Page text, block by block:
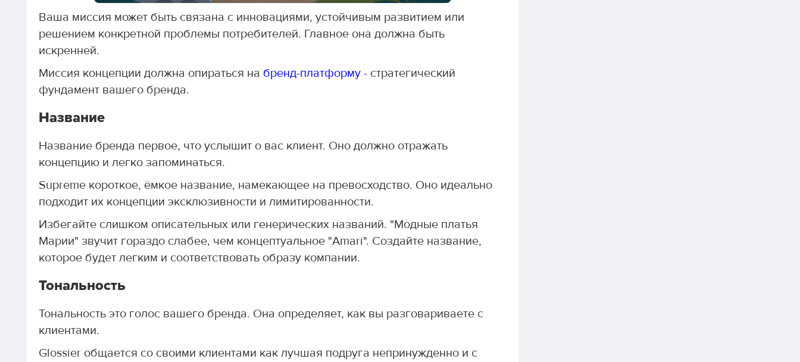
Ваша миссия может быть связана с инновациями, устойчивым развитием или
решением конкретной проблемы потребителей. Главное она должна быть
искренней.
Миссия концепции должна опираться на бренд-платформу - стратегический
фундамент вашего бренда.
Название
Название бренда первое, что услышит о вас клиент. Оно должно отражать
концепцию и легко запоминаться.
Supreme короткое, ёмкое название, намекающее на превосходство. Оно идеально
подходит их концепции эксклюзивности и лимитированности.
Избегайте слишком описательных или генерических названий. "Модные платья
Марии" звучит гораздо слабее, чем концептуальное "Amari". Создайте название,
которое будет легким и соответствовать образу компании.
Тональность
Тональность это голос вашего бренда. Она определяет, как вы разговариваете с
клиентами.
Glossier общается со своими клиентами как лучшая подруга непринужденно и с